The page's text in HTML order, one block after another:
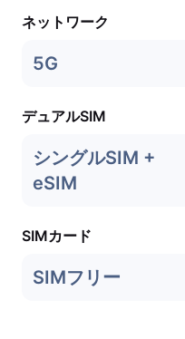
ネットワーク
5G
デュアルSIM
シングルSIM +
eSIM
SIMカード
SIMフリー